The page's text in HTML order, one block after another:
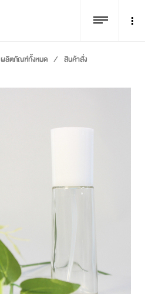
ผลิตภัณฑ์ทั้งหมด /
สินค้าสั่ง